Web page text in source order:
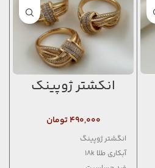
انگشتر ژوپینگ
۴۹۰,۰۰۰ تومان
انگشتر ژوپینگ
آبکاری طلا 18k